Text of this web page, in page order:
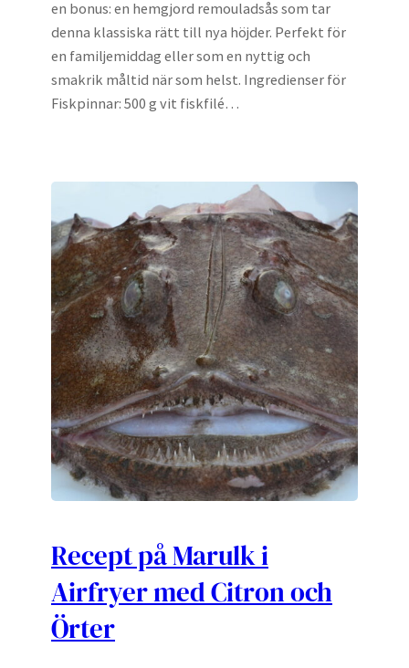
en bonus: en hemgjord remouladsås som tar
denna klassiska rätt till nya höjder. Perfekt för
en familjemiddag eller som en nyttig och
smakrik måltid när som helst. Ingredienser för
Fiskpinnar: 500 g vit fiskfilé…
Recept på Marulk i
Airfryer med Citron och
Örter